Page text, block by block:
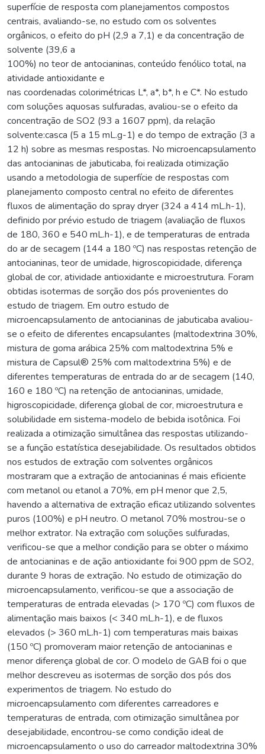
superfície de resposta com planejamentos compostos
centrais, avaliando-se, no estudo com os solventes
orgânicos, o efeito do pH (2,9 a 7,1) e da concentração de
solvente (39,6 a
100%) no teor de antocianinas, conteúdo fenólico total, na
atividade antioxidante e
nas coordenadas colorimétricas L*, a*, b*, h e C*. No estudo
com soluções aquosas sulfuradas, avaliou-se o efeito da
concentração de SO2 (93 a 1607 ppm), da relação
solvente:casca (5 a 15 mL.g-1) e do tempo de extração (3 a
12 h) sobre as mesmas respostas. No microencapsulamento
das antocianinas de jabuticaba, foi realizada otimização
usando a metodologia de superfície de respostas com
planejamento composto central no efeito de diferentes
fluxos de alimentação do spray dryer (324 a 414 mL.h-1),
definido por prévio estudo de triagem (avaliação de fluxos
de 180, 360 e 540 mL.h-1), e de temperaturas de entrada
do ar de secagem (144 a 180 ºC) nas respostas retenção de
antocianinas, teor de umidade, higroscopicidade, diferença
global de cor, atividade antioxidante e microestrutura. Foram
obtidas isotermas de sorção dos pós provenientes do
estudo de triagem. Em outro estudo de
microencapsulamento de antocianinas de jabuticaba avaliou-
se o efeito de diferentes encapsulantes (maltodextrina 30%,
mistura de goma arábica 25% com maltodextrina 5% e
mistura de Capsul® 25% com maltodextrina 5%) e de
diferentes temperaturas de entrada do ar de secagem (140,
160 e 180 ºC) na retenção de antocianinas, umidade,
higroscopicidade, diferença global de cor, microestrutura e
solubilidade em sistema-modelo de bebida isotônica. Foi
realizada a otimização simultânea das respostas utilizando-
se a função estatística desejabilidade. Os resultados obtidos
nos estudos de extração com solventes orgânicos
mostraram que a extração de antocianinas é mais eficiente
com metanol ou etanol a 70%, em pH menor que 2,5,
havendo a alternativa de extração eficaz utilizando solventes
puros (100%) e pH neutro. O metanol 70% mostrou-se o
melhor extrator. Na extração com soluções sulfuradas,
verificou-se que a melhor condição para se obter o máximo
de antocianinas e de ação antioxidante foi 900 ppm de SO2,
durante 9 horas de extração. No estudo de otimização do
microencapsulamento, verificou-se que a associação de
temperaturas de entrada elevadas (> 170 ºC) com fluxos de
alimentação mais baixos (< 340 mL.h-1), e de fluxos
elevados (> 360 mL.h-1) com temperaturas mais baixas
(150 ºC) promoveram maior retenção de antocianinas e
menor diferença global de cor. O modelo de GAB foi o que
melhor descreveu as isotermas de sorção dos pós dos
experimentos de triagem. No estudo do
microencapsulamento com diferentes carreadores e
temperaturas de entrada, com otimização simultânea por
desejabilidade, encontrou-se como condição ideal de
microencapsulamento o uso do carreador maltodextrina 30%